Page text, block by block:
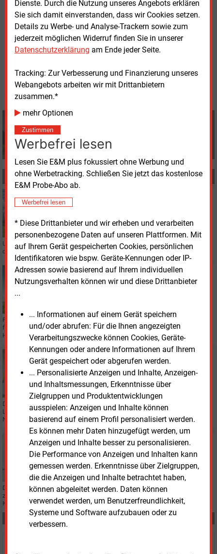
Dienste. Durch die Nutzung unseres Angebots erklären
Sie sich damit einverstanden, dass wir Cookies setzen.
Details zu Werbe- und Analyse-Trackern sowie zum
jederzeit möglichen Widerruf finden Sie in unserer
Datenschutzerklärung am Ende jeder Seite.
Tracking: Zur Verbesserung und Finanzierung unseres
Webangebots arbeiten wir mit Drittanbietern
zusammen.*
mehr Optionen
Zustimmen
Werbefrei lesen
Lesen Sie E&M plus fokussiert ohne Werbung und
ohne Werbetracking. Schließen Sie jetzt das kostenlose
E&M Probe-Abo ab.
Werbefrei lesen
* Diese Drittanbieter und wir erheben und verarbeiten
personenbezogene Daten auf unseren Plattformen. Mit
auf Ihrem Gerät gespeicherten Cookies, persönlichen
Identifikatoren wie bspw. Geräte-Kennungen oder IP-
Adressen sowie basierend auf Ihrem individuellen
Nutzungsverhalten können wir und diese Drittanbieter
...
... Informationen auf einem Gerät speichern
und/oder abrufen: Für die Ihnen angezeigten
Verarbeitungszwecke können Cookies, Geräte-
Kennungen oder andere Informationen auf Ihrem
Gerät gespeichert oder abgerufen werden.
... Personalisierte Anzeigen und Inhalte, Anzeigen-
und Inhaltsmessungen, Erkenntnisse über
Zielgruppen und Produktentwicklungen
ausspielen: Anzeigen und Inhalte können
basierend auf einem Profil personalisiert werden.
Es können mehr Daten hinzugefügt werden, um
Anzeigen und Inhalte besser zu personalisieren.
Die Performance von Anzeigen und Inhalten kann
gemessen werden. Erkenntnisse über Zielgruppen,
die die Anzeigen und Inhalte betrachtet haben,
können abgeleitet werden. Daten können
verwendet werden, um Benutzerfreundlichkeit,
Systeme und Software aufzubauen oder zu
verbessern.
bereitstellen. In Planung ist dafür ein Pilotprojekt bei
Lippendorf im Landkreis Leipzig.
Freitag, 18.02.2022, 16:12 Uhr
© 2026 Energie & Management GmbH
MEHR ZUM THEMA
STROMNETZ
Um mehr Transparenz ins Stromnetz zu bringen, investiert Mitnetz Strom in
diesem Jahr rund 19 Mio. Euro.
Dienstag, 22.02.2022, 15:05
WASSERSTOFF
Für den Hochlauf einer Wasserstoffwirtschaft betrachten Akteure vor allem
fehlende Überschüsse an erneuerbarem Strom und Fachkräftemangel als
Hürden, hieß es in einem Acatech-Webinar.
GASNETZ
Mitgas behält Konzession für Gasnetz von Leipzig
Das Landgericht Magdeburg hat den Gaskonzessionsvertrag der Stadt
Leipzig an die eigenen Stadtwerke für nichtig erklärt, weil er gegen das
Neutralitätsgebot verstoße.
Mittwoch, 10.11.2021, 13:46
WASSERSTOFF
Den CO2-freien Güterverkehr im Blick
Der Einsatz von Wasserstoff im Mobilitätssektor nimmt Fahrt auf −
zumindest schon mal auf dem Papier. Dies zeigen die jüngsten
Kooperationen jeweils von Mitnetz Gas und Daimler Truck.